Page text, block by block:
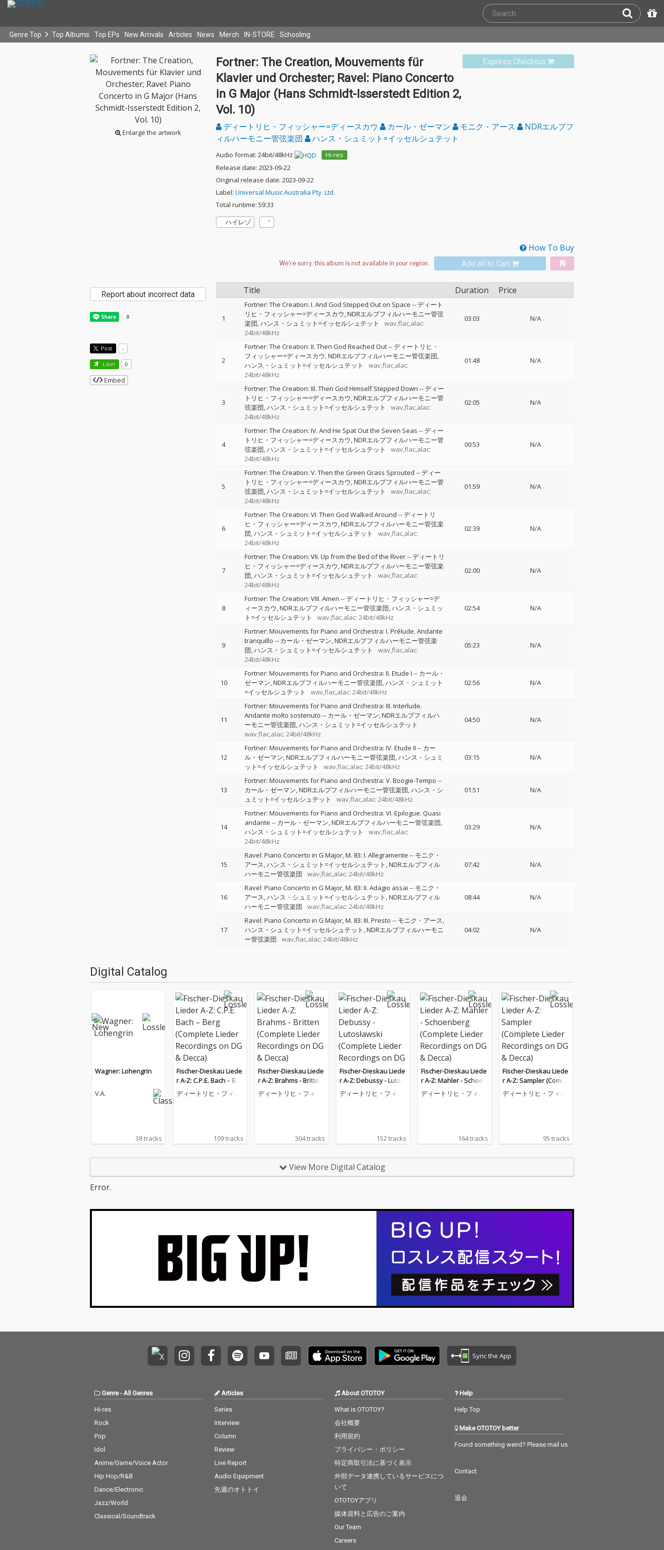
Genre Top Top Albums Top EPs New Arrivals Articles News Merch IN-STORE Schooling
Enlarge the artwork
Express Checkout
Fortner: The Creation, Mouvements für
Klavier und Orchester; Ravel: Piano Concerto
in G Major (Hans Schmidt-Isserstedt Edition 2,
Vol. 10)
ディートリヒ・フィッシャー=ディースカウ カール・ゼーマン モニク・アース
NDRエルプフ
ィルハーモニー管弦楽団
ハンス・シュミット=イッセルシュテット
Audio format: 24bit/48kHz
Hi-res
Release date: 2023-09-22
Original release date: 2023-09-22
Label: Universal Music Australia Pty. Ltd.
Total runtime: 59:33
ハイレゾ
How To Buy
Add all to Cart
Title Duration Price
1
Fortner: The Creation: I. And God Stepped Out on Space --ディート
リヒ・フィッシャー=ディースカウ NDRエルプフィルハーモニー管弦
楽団 ハンス・シュミット=イッセルシュテット
wav,flac,alac:
24bit/48kHz
03:03 N/A
2
Fortner: The Creation: II. Then God Reached Out--ディートリヒ・
フィッシャー=ディースカウ NDRエルプフィルハーモニー管弦楽団
ハンス・シュミット=イッセルシュテット
wav,flac,alac:
24bit/48kHz
01:48 N/A
3
Fortner: The Creation: III. Then God Himself Stepped Down --ディー
トリヒ・フィッシャー=ディースカウ NDRエルプフィルハーモニー管
弦楽団 ハンス・シュミット=イッセルシュテット
wav,flac,alac:
24bit/48kHz
02:05 N/A
4
Fortner: The Creation: IV. And He Spat Out the Seven Seas --ディー
トリヒ・フィッシャー=ディースカウ NDRエルプフィルハーモニー管
弦楽団 ハンス・シュミット=イッセルシュテット
wav,flac,alac:
24bit/48kHz
00:53 N/A
5
Fortner: The Creation: V. Then the Green Grass Sprouted --ディー
トリヒ・フィッシャー=ディースカウ NDRエルプフィルハーモニー管
弦楽団 ハンス・シュミット=イッセルシュテット
wav,flac,alac:
24bit/48kHz
01:59 N/A
6
Fortner: The Creation: VI. Then God Walked Around --ディートリ
ヒ・フィッシャー=ディースカウ NDRエルプフィルハーモニー管弦楽
団 ハンス・シュミット=イッセルシュテット
wav,flac,alac:
24bit/48kHz
02:39 N/A
7
Fortner: The Creation: VII. Up from the Bed of the River--ディートリ
ヒ・フィッシャー=ディースカウ NDRエルプフィルハーモニー管弦楽
団 ハンス・シュミット=イッセルシュテット
wav,flac,alac:
24bit/48kHz
02:00 N/A
8
Fortner: The Creation: VIII. Amen --ディートリヒ・フィッシャー=デ
ィースカウ NDRエルプフィルハーモニー管弦楽団 ハンス・シュミッ
ト=イッセルシュテット
wav,flac,alac: 24bit/48kHz
02:54 N/A
9
Fortner: Mouvements for Piano and Orchestra: I. Prélude. Andante
tranquillo -- カール・ゼーマン NDRエルプフィルハーモニー管弦楽
団 ハンス・シュミット=イッセルシュテット
wav,flac,alac:
24bit/48kHz
05:23 N/A
10
Fortner: Mouvements for Piano and Orchestra: II. Etude I -- カール・
ゼーマン NDRエルプフィルハーモニー管弦楽団 ハンス・シュミット
=イッセルシュテット
wav,flac,alac: 24bit/48kHz
02:56 N/A
11
Fortner: Mouvements for Piano and Orchestra: III. Interlude.
Andante molto sostenuto -- カール・ゼーマン NDRエルプフィルハ
ーモニー管弦楽団 ハンス・シュミット=イッセルシュテット
wav,flac,alac: 24bit/48kHz
04:50 N/A
12
Fortner: Mouvements for Piano and Orchestra: IV. Etude II -- カー
ル・ゼーマン NDRエルプフィルハーモニー管弦楽団 ハンス・シュミ
ット=イッセルシュテット
wav,flac,alac: 24bit/48kHz
03:15 N/A
13
Fortner: Mouvements for Piano and Orchestra: V. Boogie-Tempo --
カール・ゼーマン NDRエルプフィルハーモニー管弦楽団 ハンス・シ
ュミット=イッセルシュテット
wav,flac,alac: 24bit/48kHz
01:51 N/A
14
Fortner: Mouvements for Piano and Orchestra: VI. Epilogue. Quasi
andante -- カール・ゼーマン NDRエルプフィルハーモニー管弦楽団
ハンス・シュミット=イッセルシュテット
wav,flac,alac:
24bit/48kHz
03:29 N/A
15
Ravel: Piano Concerto in G Major, M. 83: I. Allegramente -- モニク・
アース ハンス・シュミット=イッセルシュテット NDRエルプフィル
ハーモニー管弦楽団
wav,flac,alac: 24bit/48kHz
07:42 N/A
16
Ravel: Piano Concerto in G Major, M. 83: II. Adagio assai -- モニク・
アース ハンス・シュミット=イッセルシュテット NDRエルプフィル
ハーモニー管弦楽団
wav,flac,alac: 24bit/48kHz
08:44 N/A
17
Ravel: Piano Concerto in G Major, M. 83: III. Presto -- モニク・アース
ハンス・シュミット=イッセルシュテット NDRエルプフィルハーモニ
ー管弦楽団
wav,flac,alac: 24bit/48kHz
04:02 N/A
Report about incorrect data
Post -
Like! 0
Embed
Digital Catalog
Wagner: Lohengrin
V.A.
38 tracks
Fischer-Dieskau Liede
r A-Z: C.P.E. Bach – Ber
g (Complete Lieder Re
cordings on DG & Dec
ディートリヒ・フィッ
109 tracks
Fischer-Dieskau Liede
r A-Z: Brahms - Britten
(Complete Lieder Reco
rdings on DG & Decca)
ディートリヒ・フィッ
304 tracks
Fischer-Dieskau Liede
r A-Z: Debussy - Lutosł
awski (Complete Liede
r Recordings on DG &
ディートリヒ・フィッ
152 tracks
Fischer-Dieskau Liede
r A-Z: Mahler - Schoen
berg (Complete Lieder
Recordings on DG & D
ディートリヒ・フィッ
164 tracks
Fischer-Dieskau Liede
r A-Z: Sampler (Compl
ete Lieder Recordings
on DG & Decca)
ディートリヒ・フィッ
95 tracks
View More Digital Catalog
Error.
Sync the App
Genre- All Genres
Hi-res
Rock
Pop
Idol
Anime/Game/Voice Actor
Hip Hop/R&B
Dance/Electronic
Jazz/World
Classical/Soundtrack
Articles
Series
Interview
Column
Review
Live Report
Audio Equipment
先週のオトトイ
About OTOTOY
What is OTOTOY?
会社概要
利用規約
プライバシー・ポリシー
特定商取引法に基づく表示
外部データ連携しているサービスにつ
いて
OTOTOYアプリ
媒体資料と広告のご案内
Our Team
Careers
Help
Help Top
Make OTOTOY better
Found something weird? Please mail us
Contact
退会